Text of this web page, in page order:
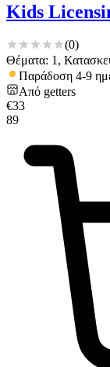
Kids
(0)
Θέματα: 1,
Παράδοση 4-9
Από getters
€33
89